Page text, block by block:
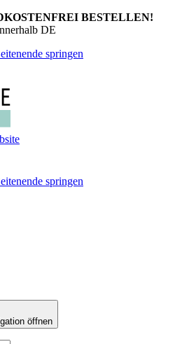
BESTELLEN!
DE
springen
springen
öffnen